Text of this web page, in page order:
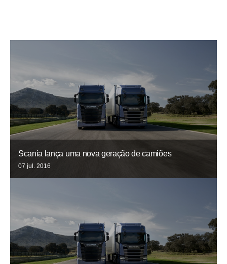
Scania lança uma nova geração de camiões
07 jul. 2016